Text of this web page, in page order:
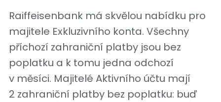
Raiffeisenbank má skvělou nabídku pro
majitele Exkluzivního konta. Všechny
příchozí zahraniční platby jsou bez
poplatku a k tomu jedna odchozí
v měsíci. Majitelé Aktivního účtu mají
2 zahraniční platby bez poplatku: buď